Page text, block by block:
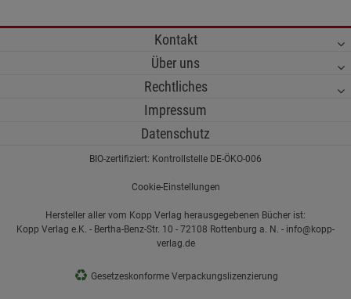
Kontakt
Über uns
Rechtliches
Impressum
Datenschutz
BIO-zertifiziert: Kontrollstelle DE-ÖKO-006
Cookie-Einstellungen
Hersteller aller vom Kopp Verlag herausgegebenen Bücher ist:
Kopp Verlag e.K. - Bertha-Benz-Str. 10 - 72108 Rottenburg a. N. - info@kopp-
verlag.de
♻ Gesetzeskonforme Verpackungslizenzierung